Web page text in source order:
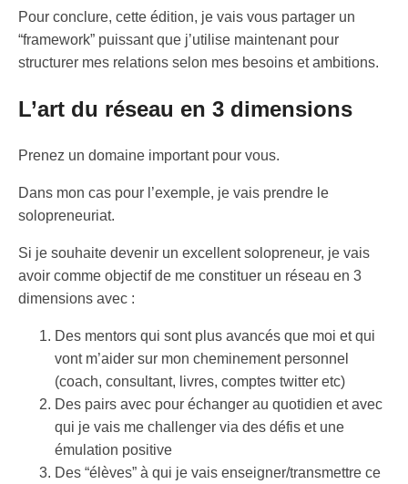
Pour conclure, cette édition, je vais vous partager un
“framework” puissant que j’utilise maintenant pour
structurer mes relations selon mes besoins et ambitions.
L’art du réseau en 3 dimensions
Prenez un domaine important pour vous.
Dans mon cas pour l’exemple, je vais prendre le
solopreneuriat.
Si je souhaite devenir un excellent solopreneur, je vais
avoir comme objectif de me constituer un réseau en 3
dimensions avec :
Des mentors qui sont plus avancés que moi et qui
vont m’aider sur mon cheminement personnel
(coach, consultant, livres, comptes twitter etc)
Des pairs avec pour échanger au quotidien et avec
qui je vais me challenger via des défis et une
émulation positive
Des “élèves” à qui je vais enseigner/transmettre ce